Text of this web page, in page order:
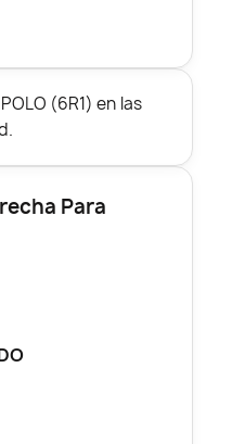
(6R1) en las
Para